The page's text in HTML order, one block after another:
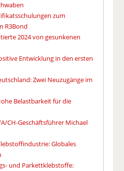
zum
R3Bond
2024 von gesunkenen
Entwicklung in den ersten
Zwei Neuzugänge im
Belastbarkeit für die
CH-Geschäftsführer Michael
Globales
und Parkettklebstoffe: